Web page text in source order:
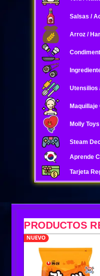
Salsas /
Arroz /
Utensilios
Maquillaje
Molly
Steam
Aprende
Tarjeta
PRODUCTOS
NUEVO